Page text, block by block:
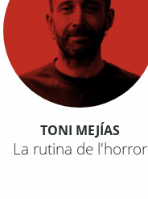
TONI MEJÍAS
La rutina de l'horror